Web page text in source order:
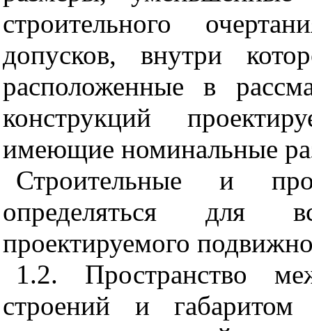
строительного
допусков, внутри
расположенные в
конструкций
имеющие номинальные
Строительные и
определяться для
проектируемого
1.2. Пространство
строений и